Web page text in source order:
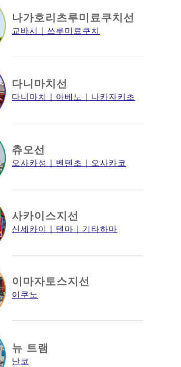
나가호리츠루미료쿠치선
교바시 쓰루미료쿠치
다니마치선
다니마치 아베노 나카자키초
츄오선
오사카성 벤텐초 오사카코
사카이스지선
신세카이 텐마 기타하마
이마자토스지선
이쿠노
뉴 트램
난코